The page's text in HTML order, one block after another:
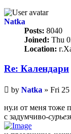
Natka
Posts: 8040
Joined: Thu
Location:
Re: Календари
Unread
post
by Natka » Fri 25
ну.и от меня тоже
с задумчиво-